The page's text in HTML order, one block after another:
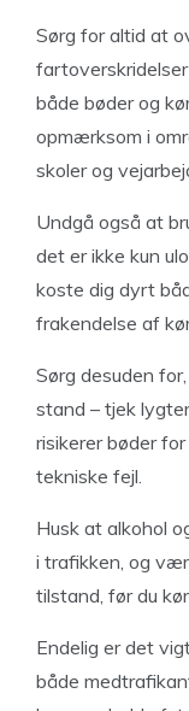
Sørg for altid at
både bøder og
opmærksom i
skoler og
Undgå også at
det er ikke kun
koste dig dyrt
frakendelse af
Sørg desuden
stand – tjek
risikerer bøder
tekniske fejl.
Husk at alkohol
i trafikken, og
tilstand, før du
Endelig er det
både